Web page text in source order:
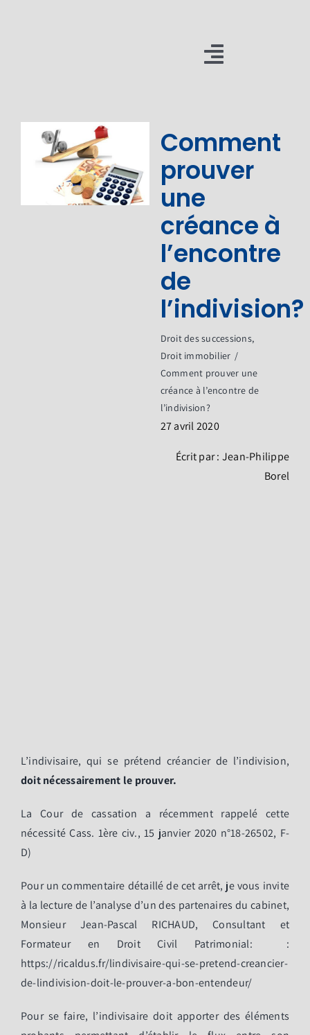
Toggle
Méthodes
Expertises
Actualités
Résultats
Questionnaires
Comment
prouver
une
créance à
l’encontre
de
l’indivision?
Droit des successions
Droit immobilier
Comment prouver une
créance à l’encontre de
l’indivision?
27 avril 2020
Écrit par : Jean-Philippe
Borel
L’indivisaire, qui se prétend créancier de l’indivision,
doit nécessairement le prouver.
La Cour de cassation a récemment rappelé cette
nécessité Cass. 1ère civ., 15 janvier 2020 n°18-26502, F-
D)
Pour un commentaire détaillé de cet arrêt, je vous invite
à la lecture de l’analyse d’un des partenaires du cabinet,
Monsieur Jean-Pascal RICHAUD, Consultant et
Formateur en Droit Civil Patrimonial: :
https://ricaldus.fr/lindivisaire-qui-se-pretend-creancier-
de-lindivision-doit-le-prouver-a-bon-entendeur/
Pour se faire, l’indivisaire doit apporter des éléments